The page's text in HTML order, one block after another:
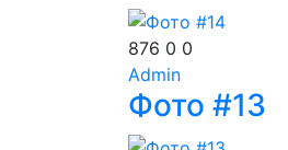
876 0 0
Admin
Фото #13